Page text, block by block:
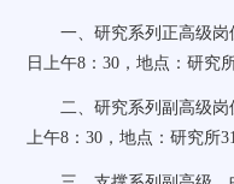
一、研究系列 正高级
日上午8 ：30 ，地点：研究
二、研究系列 副高级
上午8 ：30 ，地点：研究所